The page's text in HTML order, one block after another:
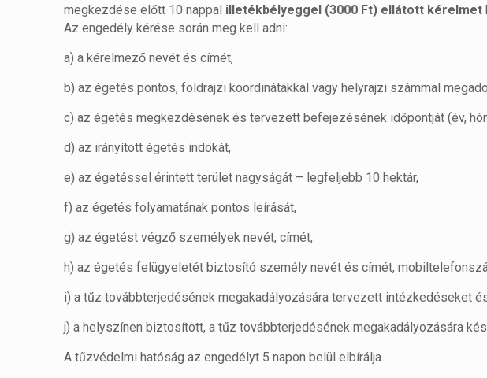
megkezdése előtt 10 nappal illetékbélyeggel (3000 Ft) ellátott kérelmet
Az engedély kérése során meg kell adni:
a) a kérelmező nevét és címét,
b) az égetés pontos, földrajzi koordinátákkal vagy helyrajzi számmal
c) az égetés megkezdésének és tervezett befejezésének időpontját (év,
d) az irányított égetés indokát,
e) az égetéssel érintett terület nagyságát – legfeljebb 10 hektár,
f) az égetés folyamatának pontos leírását,
g) az égetést végző személyek nevét, címét,
h) az égetés felügyeletét biztosító személy nevét és címét,
i) a tűz továbbterjedésének megakadályozására tervezett intézkedéseket
j) a helyszínen biztosított, a tűz továbbterjedésének megakadályozására
A tűzvédelmi hatóság az engedélyt 5 napon belül elbírálja.